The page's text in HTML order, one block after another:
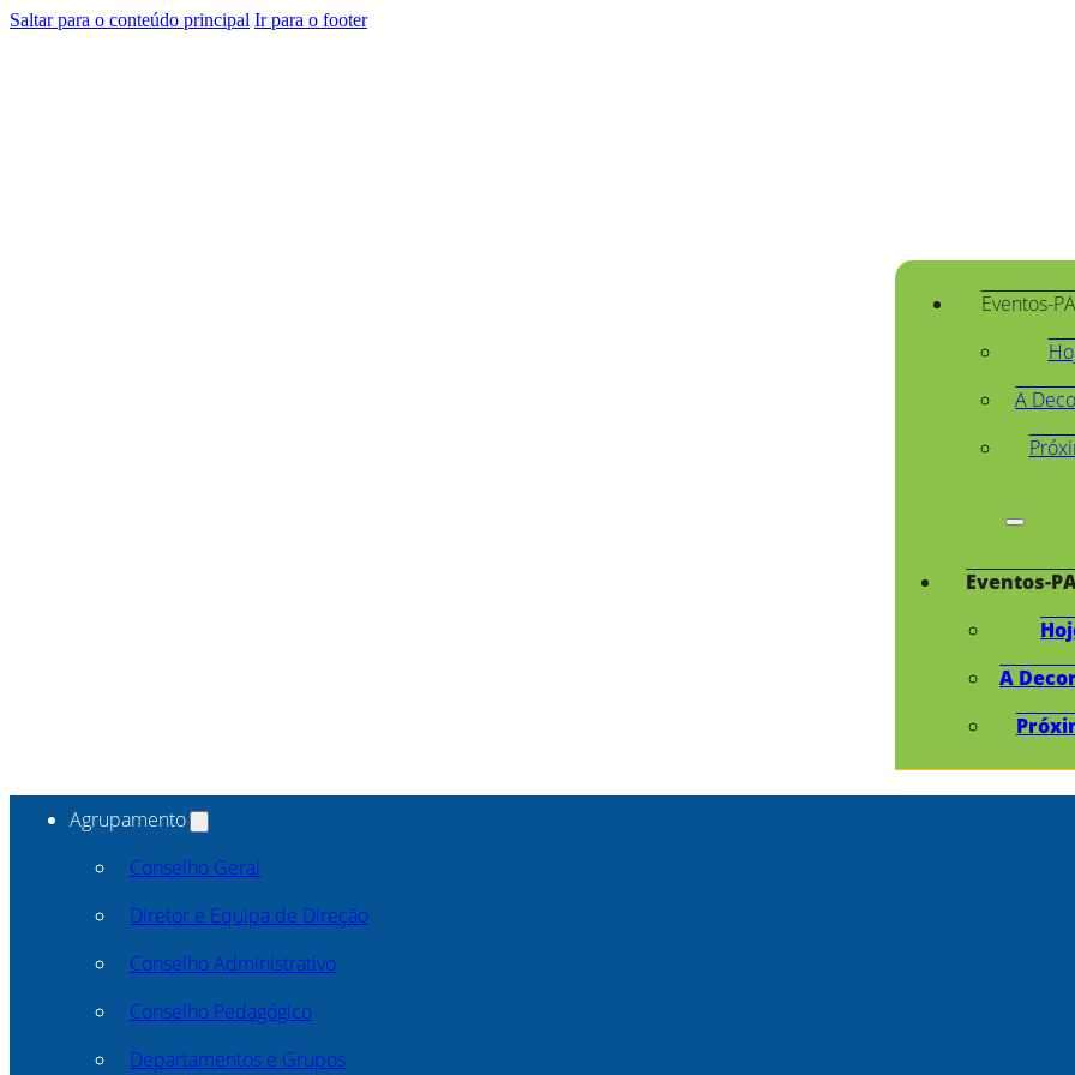
Saltar para o conteúdo principal Ir para o footer
Eventos-
A
Eventos-
A
Agrupamento
Conselho Geral
Diretor e Equipa de Direção
Conselho Administrativo
Conselho Pedagógico
Departamentos e Grupos